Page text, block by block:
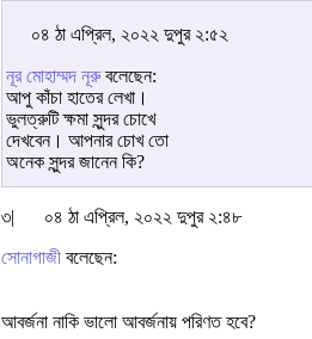
০৪ ঠা এপ্রিল, ২০২২ দুপুর ২:৫২
নূর মোহাম্মদ নূরুবলেছেন:
আপু কাঁচা হাতের লেখা।
ভুলত্রুটি ক্ষমা সুন্দর চোখে
দেখবেন। আপনার চোখ তো
অনেক সুন্দর জানেন কি?
৩| ০৪ ঠা এপ্রিল, ২০২২ দুপুর ২:৪৮
সোনাগাজী বলেছেন:
আবর্জনা নাকি ভালো আবর্জনায় পরিণত হবে?